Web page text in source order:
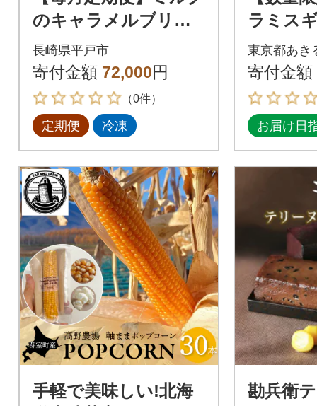
のキャラメルブリュ
レ 6種セット全6回
長崎県平戸市
寄付金額 72,000円
（0件）
定期便 冷凍
ラミス
一流の
東京都あき
寄付金額
お届け日
手軽で美味しい!北海
勘兵衛